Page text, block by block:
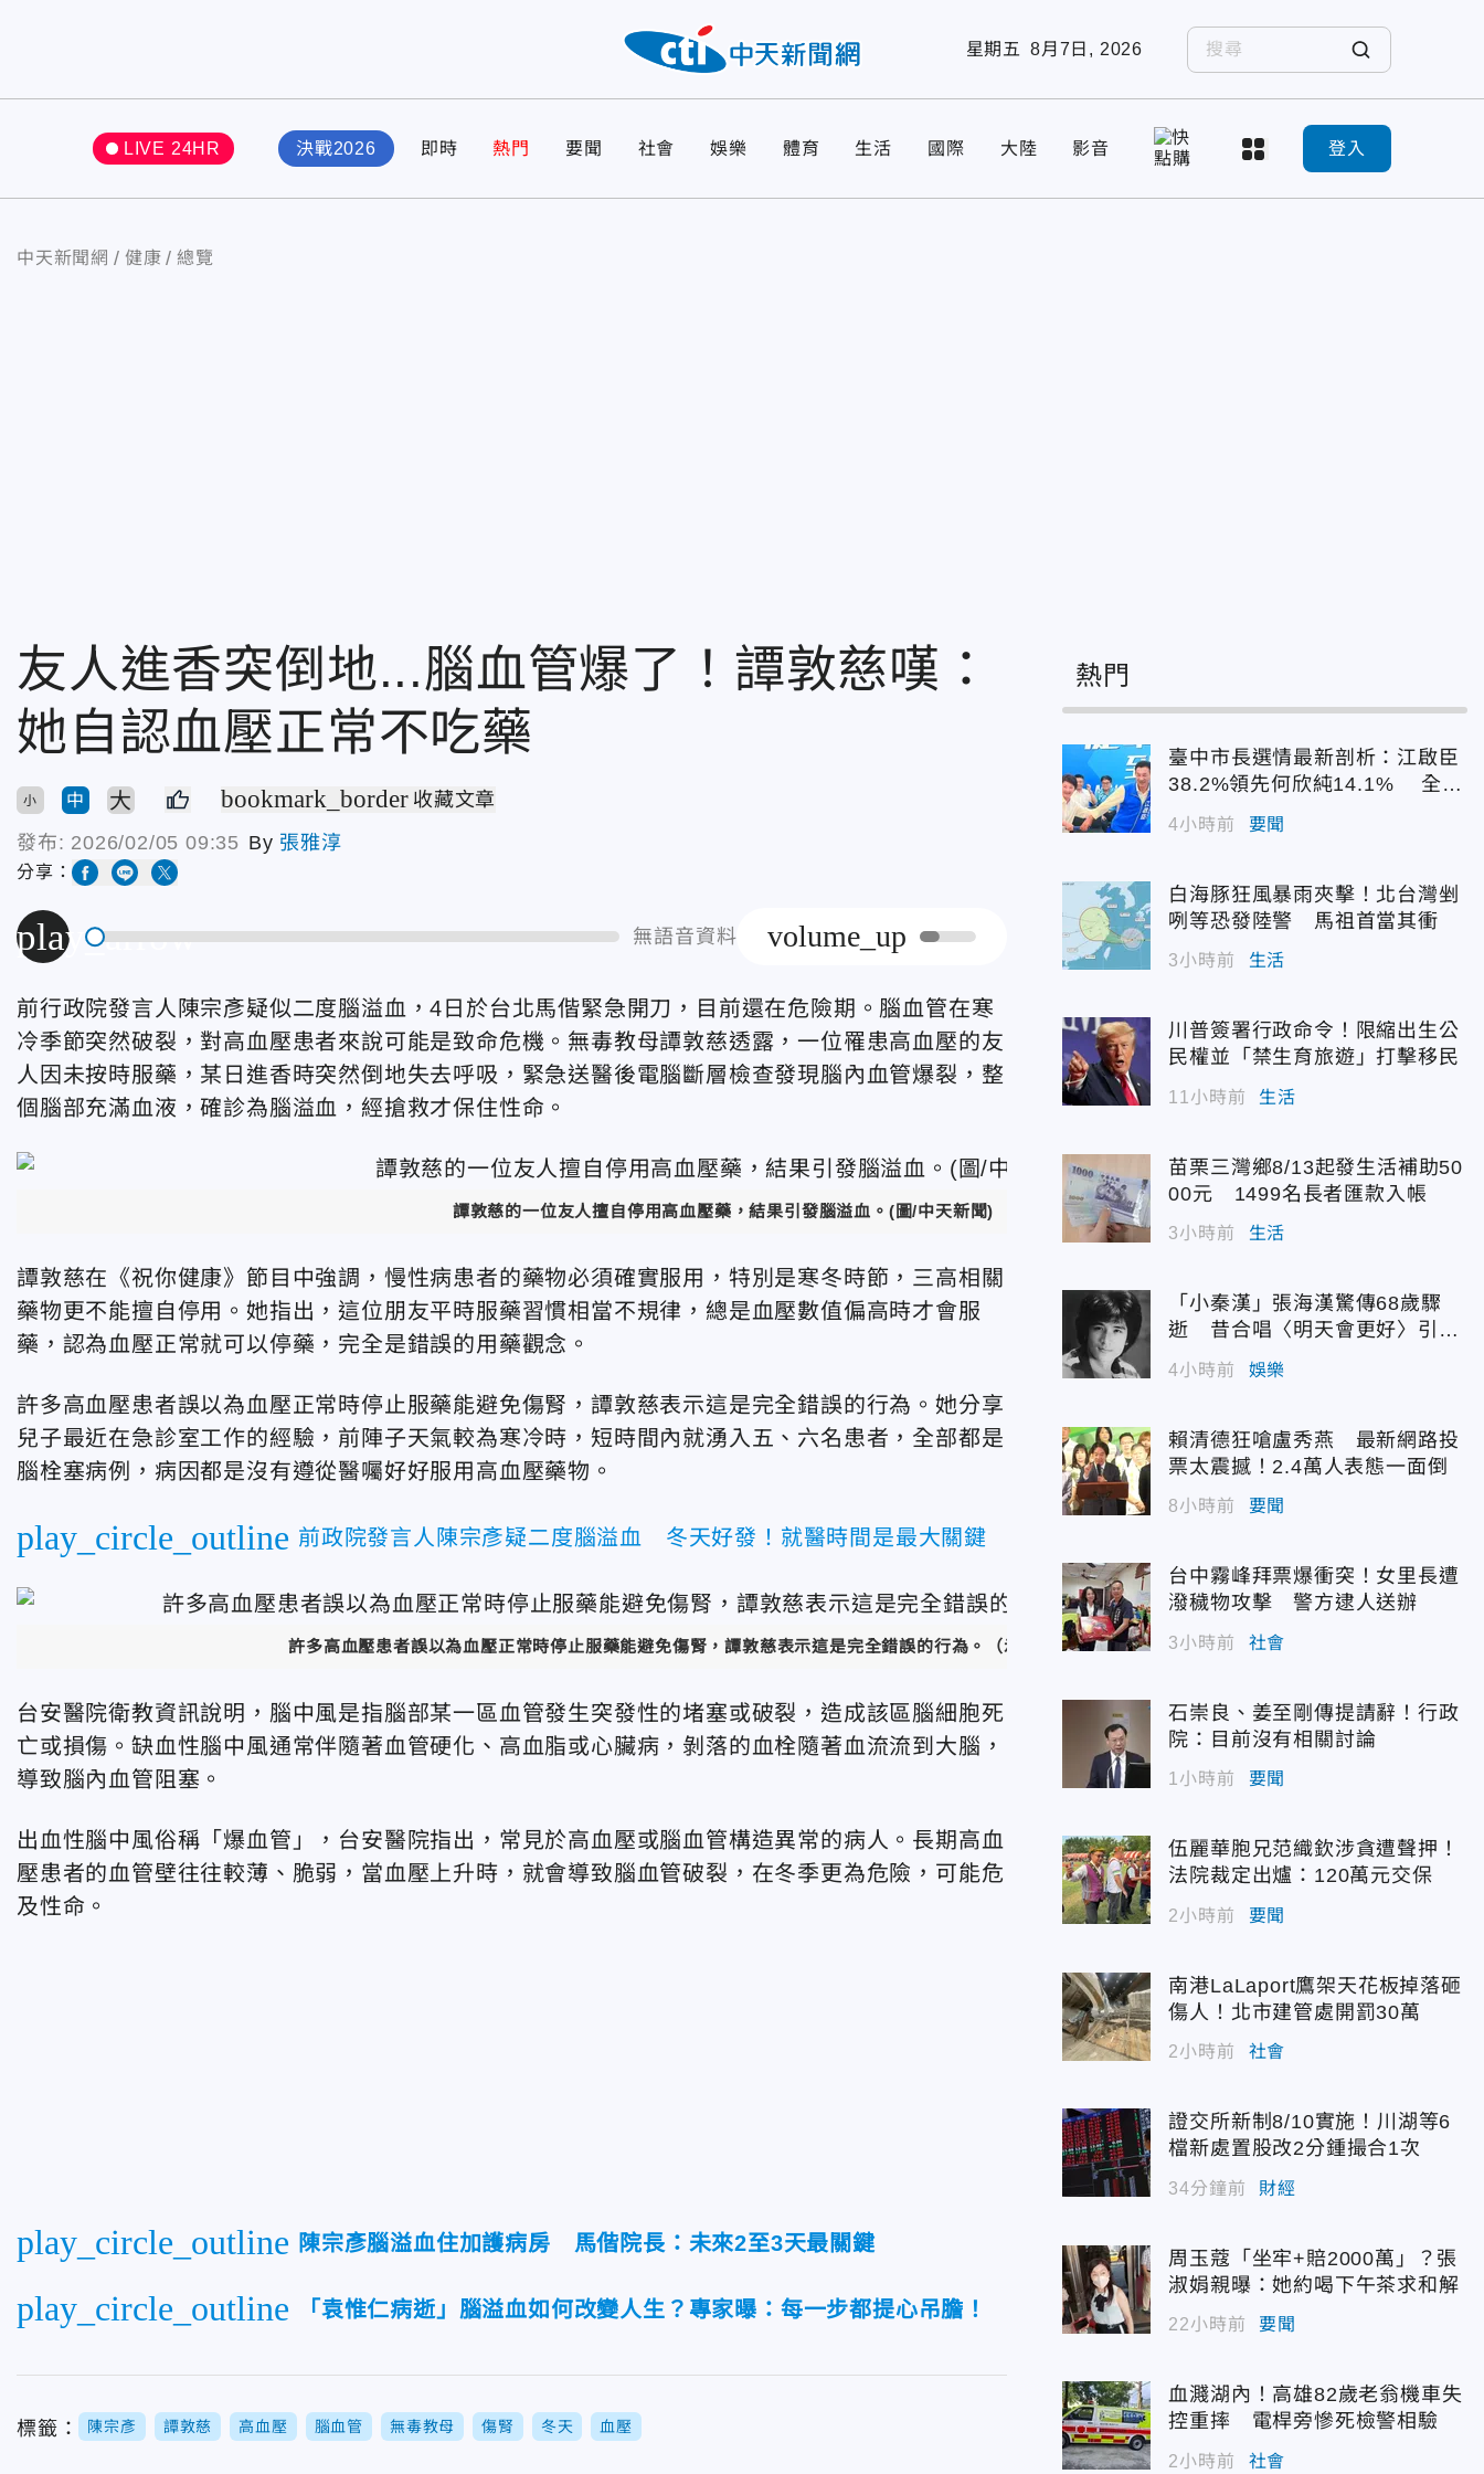
星期五 8月7日, 2026
LIVE 24HR 決戰2026 即時 熱門 要聞 社會 娛樂 體育 生活 國際 大陸 影音 登入
中天新聞網 健康 總覽
友人進香突倒地...腦血管爆了！譚敦慈嘆：
她自認血壓正常不吃藥
小 中 大 bookmark_border 收藏文章
發布: 2026/02/05 09:35 By 張雅淳
分享：
play_arrow 無語音資料 volume_up
前行政院發言人陳宗彥疑似二度腦溢血，4日於台北馬偕緊急開刀，目前還在危險期。 腦血管在寒
冷季節突然破裂，對高血壓患者來說可能是致命危機。無毒教母譚敦慈透露，一位罹患高血壓的友
人因未按時服藥，某日進香時突然倒地失去呼吸，緊急送醫後電腦斷層檢查發現腦內血管爆裂，整
個腦部充滿血液，確診為腦溢血，經搶救才保住性命。
譚敦慈的一位友人擅自停用高血壓藥，結果引發腦溢血。(圖/中天新聞)
譚敦慈在《祝你健康》節目中強調，慢性病患者的藥物必須確實服用，特別是寒冬時節，三高相關
藥物更不能擅自停用。她指出，這位朋友平時服藥習慣相當不規律，總是血壓數值偏高時才會服
藥，認為血壓正常就可以停藥，完全是錯誤的用藥觀念。
許多高血壓患者誤以為血壓正常時停止服藥能避免傷腎，譚敦慈表示這是完全錯誤的行為。她分享
兒子最近在急診室工作的經驗，前陣子天氣較為寒冷時，短時間內就湧入五、六名患者，全部都是
腦栓塞病例，病因都是沒有遵從醫囑好好服用高血壓藥物。
play_circle_outline 前政院發言人陳宗彥疑二度腦溢血 冬天好發！就醫時間是最大關鍵
許多高血壓患者誤以為血壓正常時停止服藥能避免傷腎，譚敦慈表示這是完全錯誤的行為。 （示意圖／Pixabay）
台安醫院衛教資訊說明，腦中風是指腦部某一區血管發生突發性的堵塞或破裂，造成該區腦細胞死
亡或損傷。缺血性腦中風通常伴隨著血管硬化、高血脂或心臟病，剝落的血栓隨著血流流到大腦，
導致腦內血管阻塞。
出血性腦中風俗稱「爆血管」，台安醫院指出，常見於高血壓或腦血管構造異常的病人。長期高血
壓患者的血管壁往往較薄、脆弱，當血壓上升時，就會導致腦血管破裂，在冬季更為危險，可能危
及性命。
play_circle_outline 陳宗彥腦溢血住加護病房 馬偕院長：未來2至3天最關鍵
play_circle_outline 「袁惟仁病逝」腦溢血如何改變人生？專家曝：每一步都提心吊膽！
標籤： 陳宗彥 譚敦慈 高血壓 腦血管 無毒教母 傷腎 冬天 血壓
熱門
臺中市長選情最新剖析：江啟臣
38.2%領先何欣純14.1% 全世
代支持度全面居首
4小時前 要聞
白海豚狂風暴雨夾擊！北台灣剉
咧等恐發陸警 馬祖首當其衝
3小時前 生活
川普簽署行政命令！限縮出生公
民權並「禁生育旅遊」打擊移民
11小時前 生活
苗栗三灣鄉8/13起發生活補助50
00元 1499名長者匯款入帳
3小時前 生活
「小秦漢」張海漢驚傳68歲驟
逝 昔合唱〈明天會更好〉引追
憶
4小時前 娛樂
賴清德狂嗆盧秀燕 最新網路投
票太震撼！2.4萬人表態一面倒
8小時前 要聞
台中霧峰拜票爆衝突！女里長遭
潑穢物攻擊 警方逮人送辦
3小時前 社會
石崇良、姜至剛傳提請辭！行政
院：目前沒有相關討論
1小時前 要聞
伍麗華胞兄范織欽涉貪遭聲押！
法院裁定出爐：120萬元交保
2小時前 要聞
南港LaLaport鷹架天花板掉落砸
傷人！北市建管處開罰30萬
2小時前 社會
證交所新制8/10實施！川湖等6
檔新處置股改2分鍾撮合1次
34分鐘前 財經
周玉蔻「坐牢+賠2000萬」？張
淑娟親曝：她約喝下午茶求和解
22小時前 要聞
血濺湖內！高雄82歲老翁機車失
控重摔 電桿旁慘死檢警相驗
2小時前 社會